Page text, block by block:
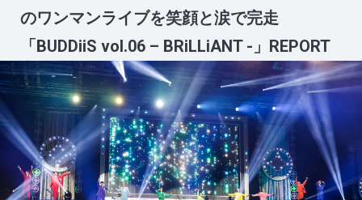
のワンマンライブを笑顔と涙で完走
「BUDDiiS vol.06 – BRiLLiANT -」REPORT